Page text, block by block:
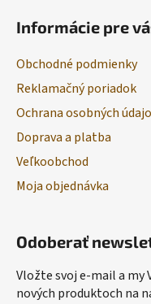
Informácie pre
Obchodné podmienky
Reklamačný poriadok
Ochrana osobných
Doprava a platba
Veľkoobchod
Moja objednávka
Odoberať
Vložte svoj e-mail a my
nových produktoch na